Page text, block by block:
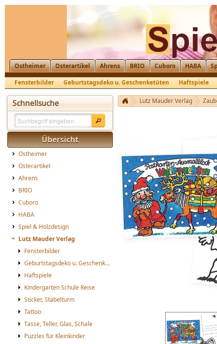
Ostheimer Osterartikel Ahrens BRIO Cuboro HABA
Fensterbilder
Geburtstagsdeko u. Geschenketüten
Haftspiele
Schnellsuche
Übersicht
Ostheimer
Osterartikel
Ahrens
BRIO
Cuboro
HABA
Spiel & Holzdesign
Lutz Mauder Verlag
Fensterbilder
Geburtstagsdeko u. Geschenketüten
Haftspiele
Kindergarten Schule Reise
Sticker, Stabelturm
Tattoo
Tasse, Teller, Glas, Schale
Puzzles für Kleinkinder
Lutz Mauder Verlag
Lutz Mauder Verlag 3